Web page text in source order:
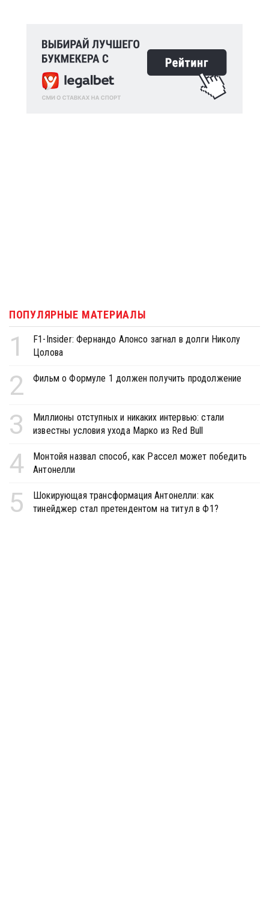
ПОПУЛЯРНЫЕ МАТЕРИАЛЫ
1
F1-Insider: Фернандо Алонсо загнал в долги Николу
Цолова
2 Фильм о Формуле 1 должен получить продолжение
3
Миллионы отступных и никаких интервью: стали
известны условия ухода Марко из Red Bull
4
Монтойя назвал способ, как Рассел может победить
Антонелли
5
Шокирующая трансформация Антонелли: как
тинейджер стал претендентом на титул в Ф1?